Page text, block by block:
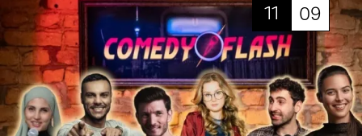
11 09